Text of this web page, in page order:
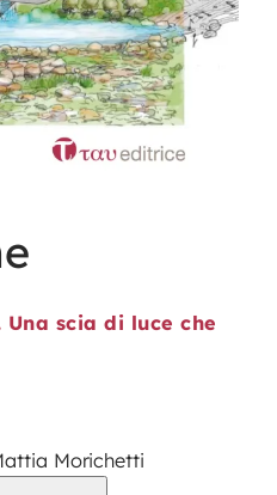
scia di luce che
Morichetti